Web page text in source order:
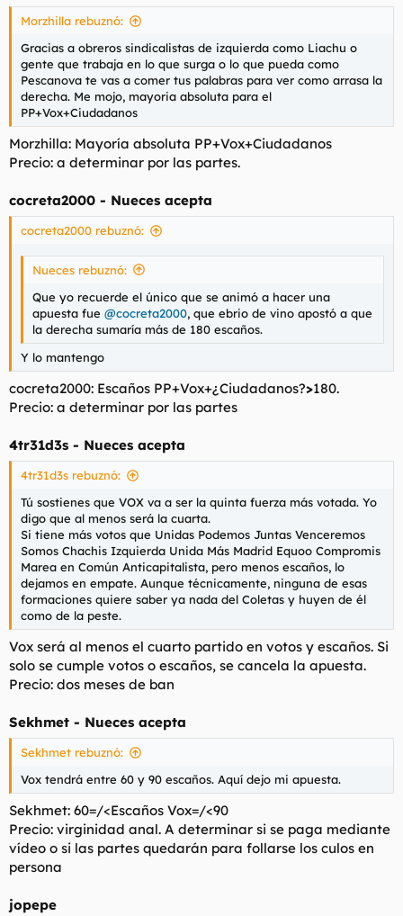
Morzhilla rebuznó:
Gracias a obreros sindicalistas de izquierda como Liachu o
gente que trabaja en lo que surga o lo que pueda como
Pescanova te vas a comer tus palabras para ver como arrasa la
derecha. Me mojo, mayoria absoluta para el
PP+Vox+Ciudadanos
Morzhilla: Mayoría absoluta PP+Vox+Ciudadanos
Precio: a determinar por las partes.
cocreta2000 - Nueces acepta
cocreta2000 rebuznó:
Nueces rebuznó:
Que yo recuerde el único que se animó a hacer una
apuesta fue @cocreta2000, que ebrio de vino apostó a que
la derecha sumaría más de 180 escaños.
Y lo mantengo
cocreta2000: Escaños PP+Vox+¿Ciudadanos?>180.
Precio: a determinar por las partes
4tr31d3s - Nueces acepta
4tr31d3s rebuznó:
Tú sostienes que VOX va a ser la quinta fuerza más votada. Yo
digo que al menos será la cuarta.
Si tiene más votos que Unidas Podemos Juntas Venceremos
Somos Chachis Izquierda Unida Más Madrid Equoo Compromis
Marea en Común Anticapitalista, pero menos escaños, lo
dejamos en empate. Aunque técnicamente, ninguna de esas
formaciones quiere saber ya nada del Coletas y huyen de él
como de la peste.
Vox será al menos el cuarto partido en votos y escaños. Si
solo se cumple votos o escaños, se cancela la apuesta.
Precio: dos meses de ban
Sekhmet - Nueces acepta
Sekhmet rebuznó:
Vox tendrá entre 60 y 90 escaños. Aquí dejo mi apuesta.
Sekhmet: 60=/<Escaños Vox=/<90
Precio: virginidad anal. A determinar si se paga mediante
vídeo o si las partes quedarán para follarse los culos en
persona
jopepe